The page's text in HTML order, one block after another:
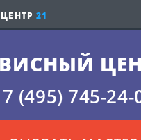
21
7 (495) 745-24-